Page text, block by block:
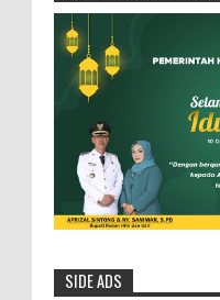
SIDE ADS